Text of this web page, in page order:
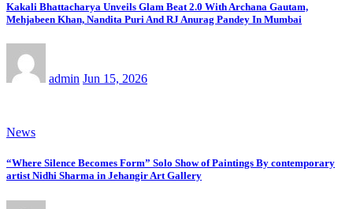
Kakali Bhattacharya Unveils Glam Beat 2.0 With Archana Gautam,
Mehjabeen Khan, Nandita Puri And RJ Anurag Pandey In Mumbai
admin Jun 15, 2026
News
“Where Silence Becomes Form” Solo Show of Paintings By contemporary
artist Nidhi Sharma in Jehangir Art Gallery